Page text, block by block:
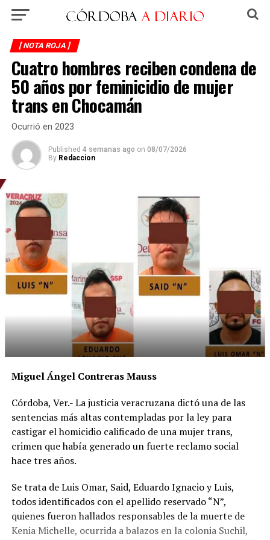
[ NOTA ROJA ]
Cuatro hombres reciben condena de
50 años por feminicidio de mujer
trans en Chocamán
Ocurrió en 2023
Published 4 semanas ago on 08/07/2026
By Redaccion
Miguel Ángel Contreras Mauss
Córdoba, Ver.- La justicia veracruzana dictó una de las
sentencias más altas contempladas por la ley para
castigar el homicidio calificado de una mujer trans,
crimen que había generado un fuerte reclamo social
hace tres años.
Se trata de Luis Omar, Said, Eduardo Ignacio y Luis,
todos identificados con el apellido reservado “N”,
quienes fueron hallados responsables de la muerte de
Kenia Michelle, ocurrida a balazos en la colonia Suchil,